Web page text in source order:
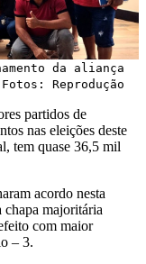
da aliança
Reprodução
partidos de
nas eleições deste
tem quase 36,5 mil
acordo nesta
majoritária
com maior
– 3.